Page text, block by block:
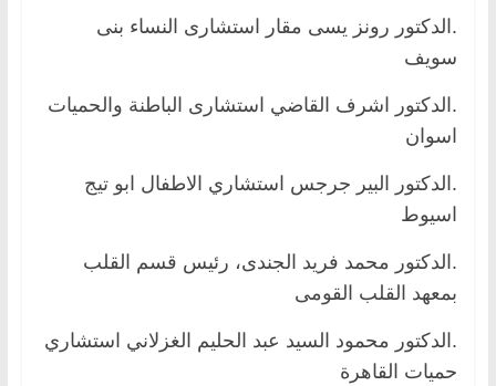
.الدكتور رونز يسى مقار استشارى النساء بنى
سويف
.الدكتور اشرف القاضي استشارى الباطنة والحميات
اسوان
.الدكتور البير جرجس استشاري الاطفال ابو تيج
اسيوط
.الدكتور محمد فريد الجندى، رئيس قسم القلب
بمعهد القلب القومى
.الدكتور محمود السيد عبد الحليم الغزلاني استشاري
حميات القاهرة